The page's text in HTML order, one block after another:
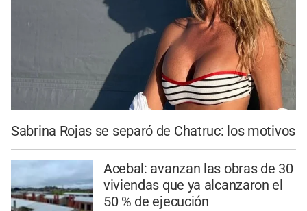
Sabrina Rojas se separó de Chatruc: los motivos
Acebal: avanzan las obras de 30
viviendas que ya alcanzaron el
50 % de ejecución